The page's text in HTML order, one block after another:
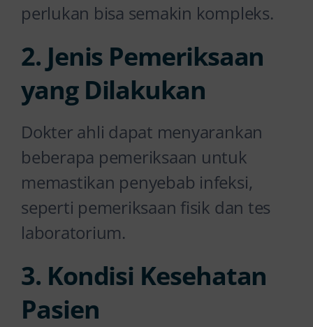
perlukan bisa semakin kompleks.
2. Jenis Pemeriksaan
yang Dilakukan
Dokter ahli dapat menyarankan
beberapa pemeriksaan untuk
memastikan penyebab infeksi,
seperti pemeriksaan fisik dan tes
laboratorium.
3. Kondisi Kesehatan
Pasien